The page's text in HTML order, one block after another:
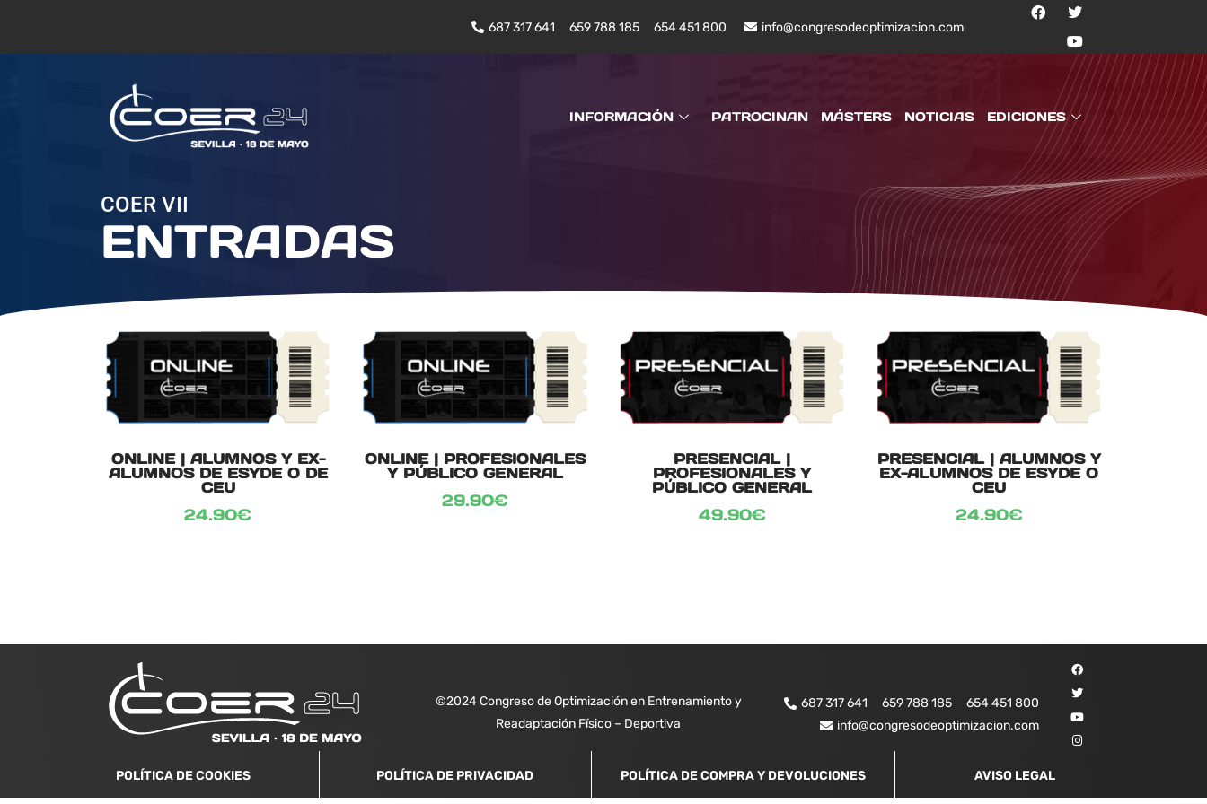
687 317 641 659 788 185 654 451 800 info@congresodeoptimizacion.com
INFORMACIÓN PATROCINAN MÁSTERS NOTICIAS EDICIONES
COER VII
ENTRADAS
ONLINE | ALUMNOS Y EX-
ALUMNOS DE ESYDE O DE
CEU
24.90€
ONLINE | PROFESIONALES
Y PÚBLICO GENERAL
29.90€
PRESENCIAL |
PROFESIONALES Y
PÚBLICO GENERAL
49.90€
PRESENCIAL | ALUMNOS Y
EX-ALUMNOS DE ESYDE O
CEU
24.90€
©2024 Congreso de Optimización en Entrenamiento y
Readaptación Físico – Deportiva
687 317 641 659 788 185
654 451 800
info@congresodeoptimizacion.com
POLÍTICA DE COOKIES POLÍTICA DE PRIVACIDAD POLÍTICA DE COMPRA Y DEVOLUCIONES AVISO LEGAL